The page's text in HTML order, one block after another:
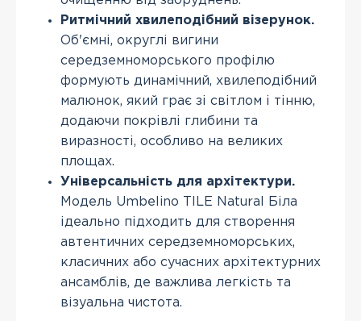
Ритмічний хвилеподібний візерунок.
Об'ємні, округлі вигини
середземноморського профілю
формують динамічний, хвилеподібний
малюнок, який грає зі світлом і тінню,
додаючи покрівлі глибини та
виразності, особливо на великих
площах.
Універсальність для архітектури.
Модель Umbelino TILE Natural Біла
ідеально підходить для створення
автентичних середземноморських,
класичних або сучасних архітектурних
ансамблів, де важлива легкість та
візуальна чистота.